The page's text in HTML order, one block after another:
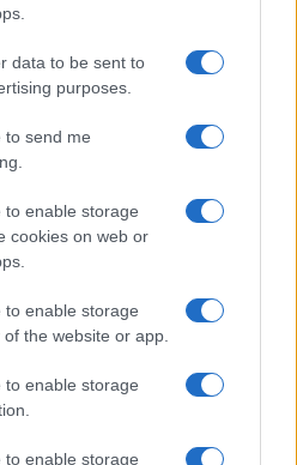
data to be sent to
purposes.
to send me
to enable storage
cookies on web or
to enable storage
the website or app.
to enable storage
to enable storage
h
a
re
articolo
per il weekend a Olbia e in
in Gallura, bella anche dal